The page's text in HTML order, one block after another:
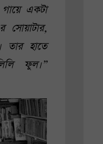
একটা
সোয়াটার,
তার হাতে
ফুল।”